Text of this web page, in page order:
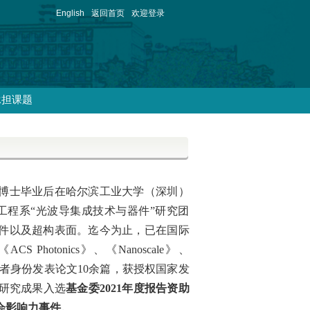
English 返回首页 欢迎登录
课题
士毕业后在哈尔滨工业大学（深圳）
程系“光波导集成技术与器件”研究团
以及超构表面。迄今为止，已在国际
《ACS Photonics》、《Nanoscale》、
者身份发表论文10余篇，获授权国家发
究成果入选基金委2021年度报告资助
影响力事件。